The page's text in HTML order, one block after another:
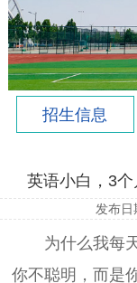
招生信息
英语小白，3
发布
为什么我每天
你不聪明，而是